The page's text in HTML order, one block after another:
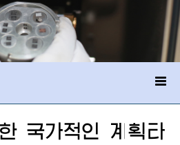
국가적인 계획타